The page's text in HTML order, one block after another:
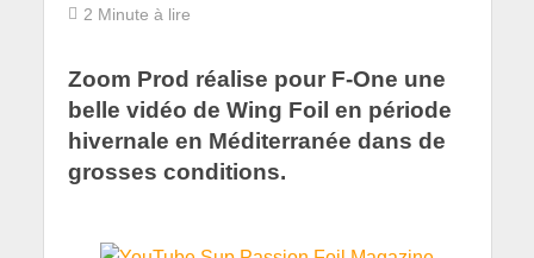
2 Minute à lire
Zoom Prod réalise pour F-One une
belle vidéo de Wing Foil en période
hivernale en Méditerranée dans de
grosses conditions.